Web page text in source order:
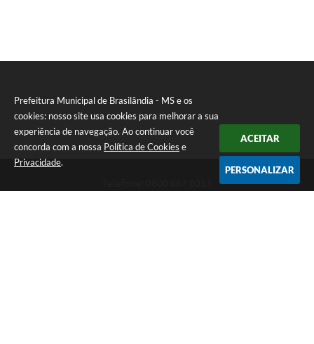
Prefeitura Municipal de Brasilândia - MS e os
cookies: nosso site usa cookies para melhorar a sua
experiência de navegação. Ao continuar você
concorda com a nossa Política de Cookies e
Privacidade.
ACEITAR
PERSONALIZAR